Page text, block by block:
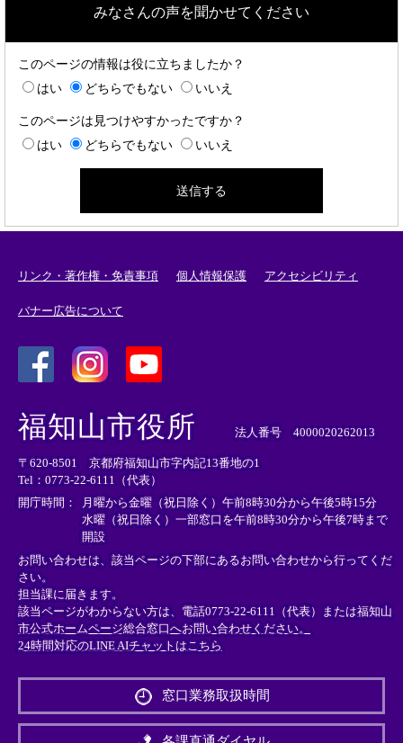
みなさんの声を聞かせてください
このページの情報は役に立ちましたか？
はい
どちらでもない いいえ
このページは見つけやすかったですか？
はい
どちらでもない いいえ
リンク・著作権・免責事項 個人情報保護 アクセシビリティ
バナー広告について
外
部
リ
ン
ク
＞
外
リ
ン
ク
＞
外
部
ン
ク
＞
福知山市役所 法人番号 4000020262013
〒620-8501 京都府福知山市字内記13番地の1
Tel：0773-22-6111（代表）
開庁時間：
月曜から金曜（祝日除く）午前8時30分から午後5時15分
水曜（祝日除く）一部窓口を午前8時30分から午後7時まで
開設
お問い合わせは、該当ページの下部にあるお問い合わせから行ってくだ
さい。
担当課に届きます。
該当ページがわからない方は、電話0773-22-6111（代表）または福知山
市公式ホームページ総合窓口へお問い合わせください。
24時間対応のLINE AIチャットはこちら
外
リ
ン
窓口業務取扱時間